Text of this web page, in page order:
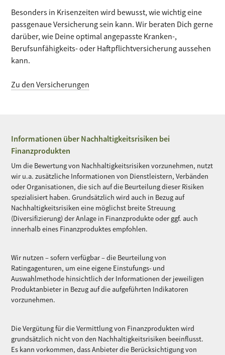
Besonders in Krisenzeiten wird bewusst, wie wichtig eine
passgenaue Versicherung sein kann. Wir beraten Dich gerne
darüber, wie Deine optimal angepasste Kranken-,
Berufsunfähigkeits- oder Haftpflichtversicherung aussehen
kann.
Zu den Versicherungen
Informationen über Nachhaltigkeitsrisiken bei
Finanzprodukten
Um die Bewertung von Nachhaltigkeitsrisiken vorzunehmen, nutzt
wir u.a. zusätzliche Informationen von Dienstleistern, Verbänden
oder Organisationen, die sich auf die Beurteilung dieser Risiken
spezialisiert haben. Grundsätzlich wird auch in Bezug auf
Nachhaltigkeitsrisiken eine möglichst breite Streuung
(Diversifizierung) der Anlage in Finanzprodukte oder ggf. auch
innerhalb eines Finanzproduktes empfohlen.
Wir nutzen – sofern verfügbar – die Beurteilung von
Ratingagenturen, um eine eigene Einstufungs- und
Auswahlmethode hinsichtlich der Informationen der jeweiligen
Produktanbieter in Bezug auf die aufgeführten Indikatoren
vorzunehmen.
Die Vergütung für die Vermittlung von Finanzprodukten wird
grundsätzlich nicht von den Nachhaltigkeitsrisiken beeinflusst.
Es kann vorkommen, dass Anbieter die Berücksichtigung von